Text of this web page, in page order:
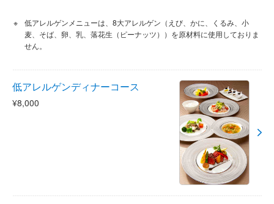
低アレルゲンメニューは、8大アレルゲン（えび、かに、くるみ、小
麦、そば、卵、乳、落花生（ピーナッツ））を原材料に使用しておりま
せん。
低アレルゲンディナーコース
¥8,000